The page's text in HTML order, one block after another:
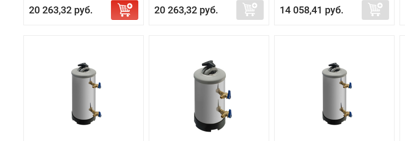
20 263,32 руб. 20 263,32 руб. 14 058,41 руб.